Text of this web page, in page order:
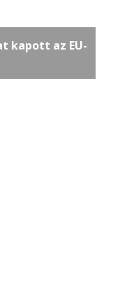
kapott az EU-